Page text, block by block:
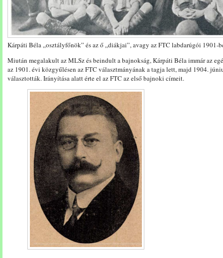
Kárpáti Béla „osztályfőnök” és az ő „diákjai”, avagy az FTC labdarúgói 1901-
Miután megalakult az MLSz és beindult a bajnokság, Kárpáti Béla immár az
az 1901. évi közgyűlésen az FTC választmányának a tagja lett, majd 1904.
választották. Irányítása alatt érte el az FTC az első bajnoki címeit.